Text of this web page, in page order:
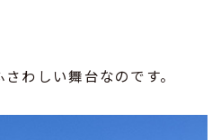
わしい舞台なのです。